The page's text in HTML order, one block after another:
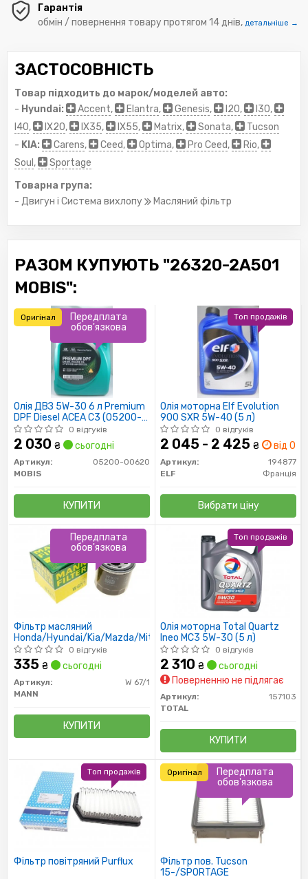
Гарантія
обмін / повернення товару протягом 14 днів, детальніше →
ЗАСТОСОВНІСТЬ
Товар підходить до марок/моделей авто:
- Hyundai: Accent, Elantra, Genesis, I20, I30,
I40, IX20, IX35, IX55, Matrix, Sonata,
Tucson
- KIA: Carens, Ceed, Optima, Pro Ceed, Rio,
Soul ,
Sportage
Товарна група:
- Двигун і Система вихлопу
Масляний фільтр
РАЗОМ КУПУЮТЬ "26320-2A501
MOBIS":
Олія ДВЗ 5W-30 6 л Premium
DPF Diesel ACEA C3 (05200-
00620) Mobis0 відгуків
2 030 ₴ сьогодні
Артикул:
05200-00620
MOBIS
КУПИТИ
Передплата
обов'язкова
Оригінал
Олія моторна Elf Evolution
900 SXR 5W-40 (5 л)
0 відгуків
2 045 - 2 425 ₴ від 0
Артикул:
194877
ELF
Франція
Вибрати ціну
Топ продажів
Фільтр масляний
Honda/Hyundai/Kia/Mazda/Mitsubishi/Subaru
0 відгуків
335 ₴ сьогодні
Артикул:
W 67/1
MANN
КУПИТИ
Передплата
обов'язкова
Олія моторна Total Quartz
Ineo MC3 5W-30 (5 л)
0 відгуків
2 310 ₴
сьогодні
Поверненню не підлягає
Артикул:
157103
TOTAL
КУПИТИ
Топ продажів
Фільтр повітряний Purflux
Топ продажів
Фільтр пов. Tucson
15-/SPORTAGE
Передплата
обов'язкова
Оригінал